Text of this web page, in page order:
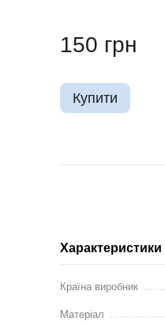
150 грн
Купити
Характеристики
Країна виробник
Матеріал